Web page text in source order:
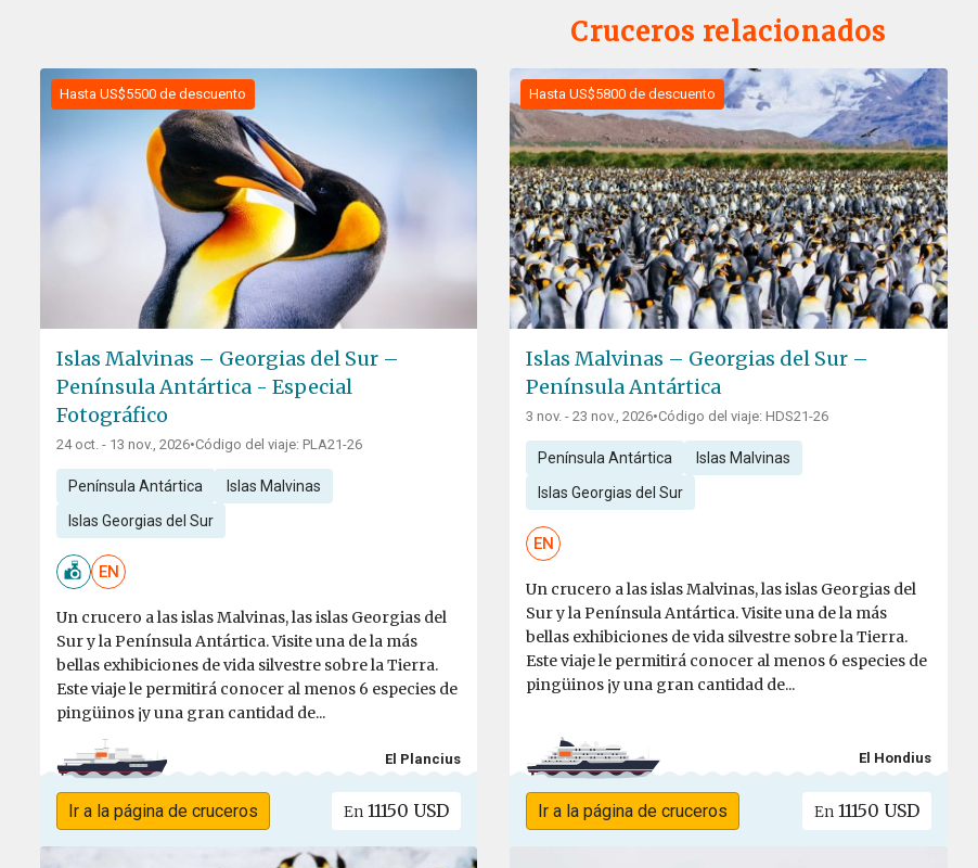
Cruceros relacionados
Hasta US$5500 de descuento
Islas Malvinas – Georgias del Sur –
Península Antártica - Especial
Fotográfico
24 oct. - 13 nov., 2026•Código del viaje: PLA21-26
Península Antártica Islas Malvinas
Islas Georgias del Sur
EN
Un crucero a las islas Malvinas, las islas Georgias del
Sur y la Península Antártica. Visite una de la más
bellas exhibiciones de vida silvestre sobre la Tierra.
Este viaje le permitirá conocer al menos 6 especies de
pingüinos ¡y una gran cantidad de...
El Plancius
Ir a la página de cruceros En 11150 USD
Hasta US$5800 de descuento
Islas Malvinas – Georgias del Sur –
Península Antártica
3 nov. - 23 nov., 2026•Código del viaje: HDS21-26
Península Antártica Islas Malvinas
Islas Georgias del Sur
EN
Un crucero a las islas Malvinas, las islas Georgias del
Sur y la Península Antártica. Visite una de la más
bellas exhibiciones de vida silvestre sobre la Tierra.
Este viaje le permitirá conocer al menos 6 especies de
pingüinos ¡y una gran cantidad de...
El Hondius
Ir a la página de cruceros En11150 USD